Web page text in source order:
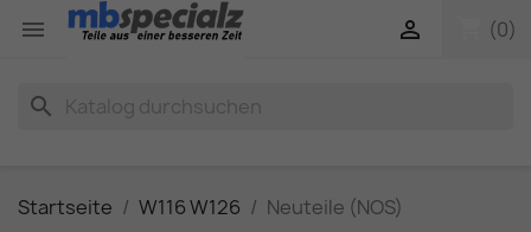
 (0)

search
Startseite W116 W126 Neuteile (NOS)